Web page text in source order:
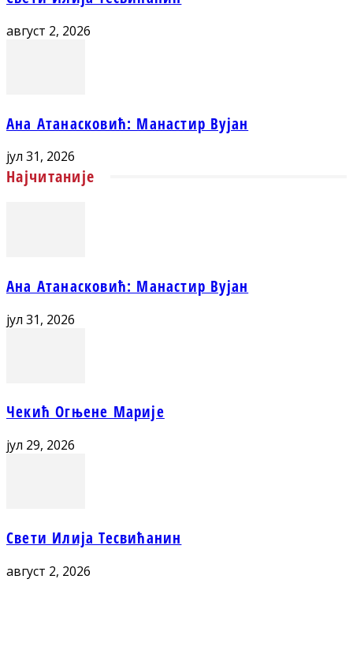
август 2, 2026
Ана Атанасковић: Манастир Вујан
јул 31, 2026
Најчитаније
Ана Атанасковић: Манастир Вујан
јул 31, 2026
Чекић Огњене Марије
јул 29, 2026
Свети Илија Тесвићанин
август 2, 2026